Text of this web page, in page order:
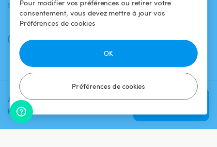
Pour modifier vos préférences ou retirer votre
consentement, vous devez mettre à jour vos
Préférences de cookies
Préférences de cookies
OK
Ajoutez une date et un créneau
pour voir le prix
Vérifier la
SUIVEZ-NOUS
Facebook
Instagram
TÉLÉCHARGEZ L'APP